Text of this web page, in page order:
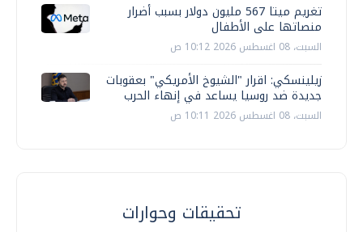
تغريم ميتا 567 مليون دولار بسبب أضرار
منصاتها على الأطفال
السبت، 08 اغسطس 2026 10:12 ص
زيلينسكي: اقرار "الشيوخ الأمريكي" بعقوبات
جديدة ضد روسيا يساعد في إنهاء الحرب
السبت، 08 اغسطس 2026 10:11 ص
تحقيقات وحوارات